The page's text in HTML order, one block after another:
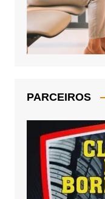
PARCEIROS